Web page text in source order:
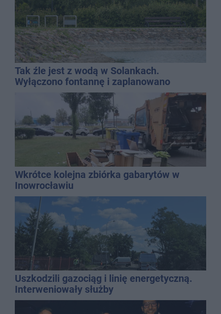
Tak źle jest z wodą w Solankach.
Wyłączono fontannę i zaplanowano
Wkrótce kolejna zbiórka gabarytów w
Inowrocławiu
Uszkodzili gazociąg i linię energetyczną.
Interweniowały służby